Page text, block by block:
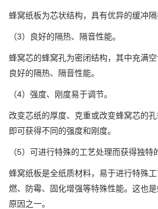
蜂窝纸板为芯状结构，具有优异的缓冲隔
（3）良好的隔热、隔音性能。
蜂窝芯的蜂窝孔为密闭结构，其中充满
良好的隔热、隔音性能。
（4）强度、刚度易于调节。
改变芯纸的厚度、克重或改变蜂窝芯的
即可获得不同的强度和刚度。
（5）可进行特殊的工艺处理而获得独特
蜂窝纸板是全纸质材料，易于进行特殊
燃、防霉、固化增强等特殊性能。这也
原因之一。